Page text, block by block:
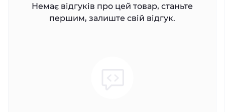
Немає відгуків про цей товар, станьте
першим, залиште свій відгук.